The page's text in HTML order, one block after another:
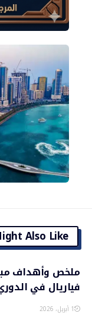
Also Like
ملخص وأهداف
فياريال في
1 أبريل، 2026